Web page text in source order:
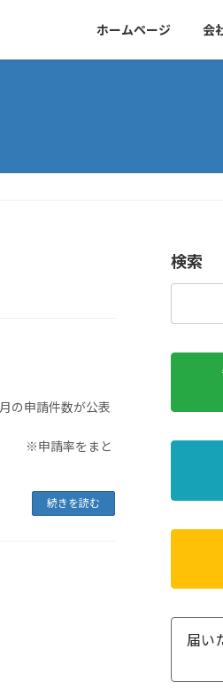
ホームページ 会
の申請件数が公表
※申請率をまと
続きを読む
検索
届い